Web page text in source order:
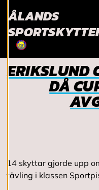
användningen av
utveckla en ännu
bättre tjänst och
tillhandahålla
innehåll som är
intressant för dig.
Du har kontroll över
mer om våra
cookies.
ÅLANDS
ERIKSLUND
DÅ
14 skyttar gjorde upp
tävling i klassen